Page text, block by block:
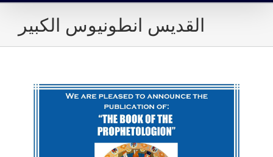
القديس انطونيوس الكبير